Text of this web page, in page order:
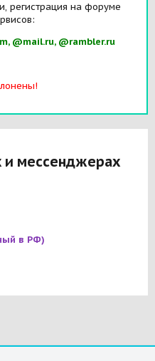
регистрация на форуме
@mail.ru, @rambler.ru
и мессенджерах
в РФ)